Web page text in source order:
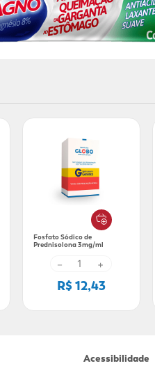
Fosfato Sódico de
Prednisolona 3mg/ml
Solução Oral 60ml
－ +
R$ 12,43
Acessibilidade
9º
sabonete
10º adeforte